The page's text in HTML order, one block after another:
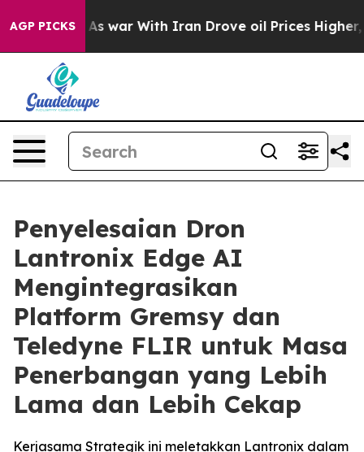
AGP PICKS
As war With Iran Drove oil Prices Higher, Trump
Penyelesaian Dron
Lantronix Edge AI
Mengintegrasikan
Platform Gremsy dan
Teledyne FLIR untuk Masa
Penerbangan yang Lebih
Lama dan Lebih Cekap
Kerjasama Strategik ini meletakkan Lantronix dalam